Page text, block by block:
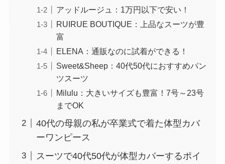
アッドルージュ：1万円以下で安い！
RUIRUE BOUTIQUE：上品なスーツが豊
富
ELENA：通販なのに試着ができる！
Sweet&Sheep：40代50代におすすめパン
ツスーツ
Milulu：大きいサイズも豊富！7号～23号
までOK
40代の母親の私が卒業式で着た体型カバ
ーワンピース
スーツで40代50代が体型カバーするポイ